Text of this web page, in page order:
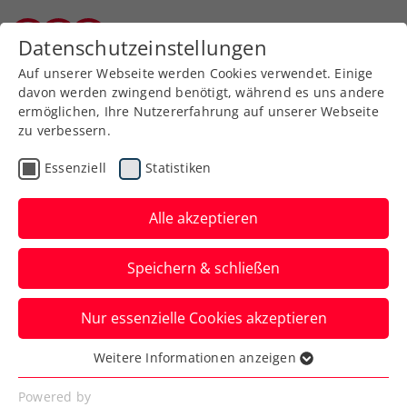
Aktuelle News
News filtern
Datenschutzeinstellungen
Auf unserer Webseite werden Cookies verwendet. Einige
davon werden zwingend benötigt, während es uns andere
ermöglichen, Ihre Nutzererfahrung auf unserer Webseite
zu verbessern.
Essenziell Statistiken
Alle akzeptieren
Speichern & schließen
Nur essenzielle Cookies akzeptieren
Essenziell
Essenzielle Cookies werden für grundlegende
Weitere Informationen anzeigen
Powered by